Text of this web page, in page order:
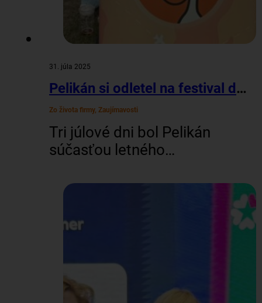
31. júla 2025
Pelikán si odletel na festival do Zvolena. Stretli sa s ním 100-ky ľudí
Zo života firmy, Zaujímavosti
Tri júlové dni bol Pelikán
súčasťou letného
vo Zvolene. Šiesty ročník
podujatia, ktoré má
cestu objavovania
nepoznaného, bol plný